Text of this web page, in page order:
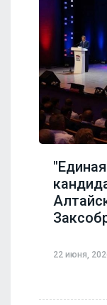
22 июня,